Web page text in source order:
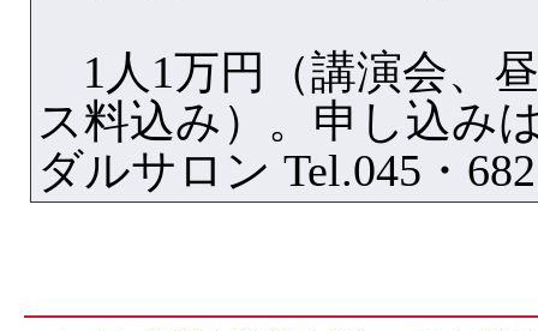
1人1万円（講演会、
ス料込み）。申し込み
ダルサロン Tel.045・